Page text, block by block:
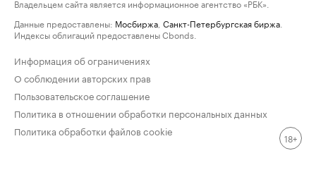
Владельцем сайта является информационное агентство «РБК».
Данные предоставлены: Мосбиржа Санкт-Петербургская биржа
Индексы облигаций предоставлены Cbonds.
Информация об ограничениях
О соблюдении авторских прав
Пользовательское соглашение
Политика в отношении обработки персональных данных
Политика обработки файлов cookie
18+